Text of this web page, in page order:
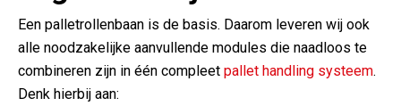
Een palletrollenbaan is de basis. Daarom leveren wij ook
alle noodzakelijke aanvullende modules die naadloos te
combineren zijn in één compleet pallet handling systeem.
Denk hierbij aan: